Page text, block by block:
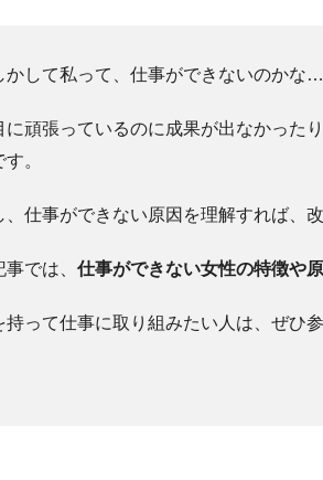
かして私って、仕事ができないのかな
に頑張っているのに成果が出なかった
。
、仕事ができない原因を理解すれば、
事では、 仕事ができない女性の特徴や
持って仕事に取り組みたい人は、ぜひ